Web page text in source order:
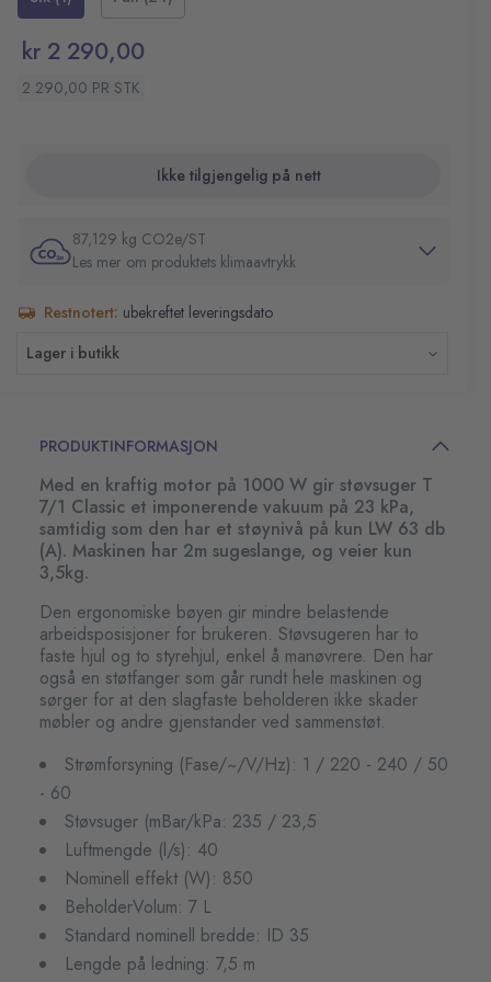
gjenstander ved sammenstøt.
Luftmengde (l/s): 40
BeholderVolum: 7 L
Standard nominell bredde: ID 35
Fleece filterpose medfølger
Mål (L x B x H): 375x285x310 mm
kr 2 290,00
2 290,00 PR STK
Ikke tilgjengelig på nett
87,129 kg CO2e/ST
Les mer om produktets klimaavtrykk
Restnotert: ubekreftet leveringsdato
Lager i butikk
PRODUKTINFORMASJON
Med en kraftig motor på 1000 W gir støvsuger T
7/1 Classic et imponerende vakuum på 23 kPa,
samtidig som den har et støynivå på kun LW 63 db
(A). Maskinen har 2m sugeslange, og veier kun
3,5kg.
Den ergonomiske bøyen gir mindre belastende
arbeidsposisjoner for brukeren. Støvsugeren har to
faste hjul og to styrehjul, enkel å manøvrere. Den har
også en støtfanger som går rundt hele maskinen og
sørger for at den slagfaste beholderen ikke skader
møbler og andre gjenstander ved sammenstøt.
Strømforsyning (Fase/~/V/Hz): 1 / 220 - 240 / 50
- 60
Støvsuger (mBar/kPa: 235 / 23,5
Luftmengde (l/s): 40
Nominell effekt (W): 850
BeholderVolum: 7 L
Standard nominell bredde: ID 35
Lengde på ledning: 7,5 m